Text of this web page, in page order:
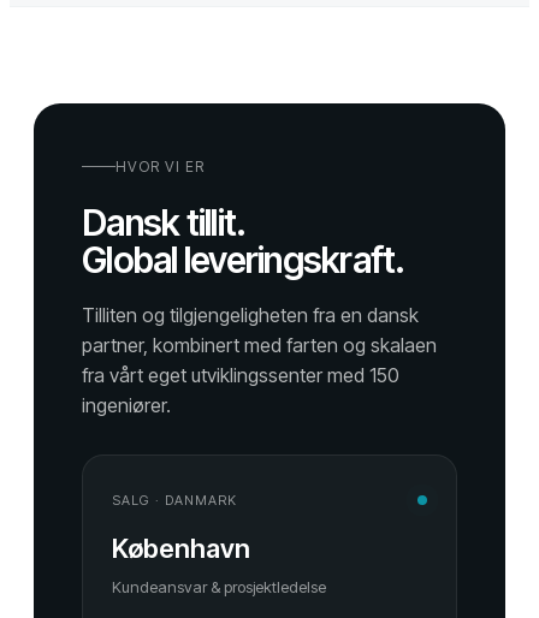
HVOR VI ER
Dansk tillit.
Global leveringskraft.
Tilliten og tilgjengeligheten fra en dansk
partner, kombinert med farten og skalaen
fra vårt eget utviklingssenter med 150
ingeniører.
SALG · DANMARK
København
Kundeansvar & prosjektledelse